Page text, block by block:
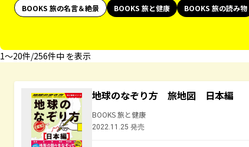
BOOKS 旅の名言＆絶景
BOOKS 旅と健康 BOOKS 旅の読み物
1〜20件/256件中 を表示
地球のなぞり方 旅地図 日本編
BOOKS 旅と健康
2022.11.25 発売